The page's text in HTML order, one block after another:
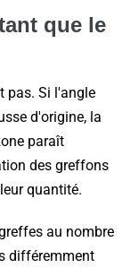
que le
pas. Si l'angle
d'origine, la
paraît
des greffons
quantité.
au nombre
différemment